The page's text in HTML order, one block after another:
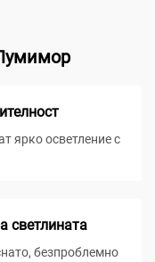
ярко осветление с
светлината
безпроблемно